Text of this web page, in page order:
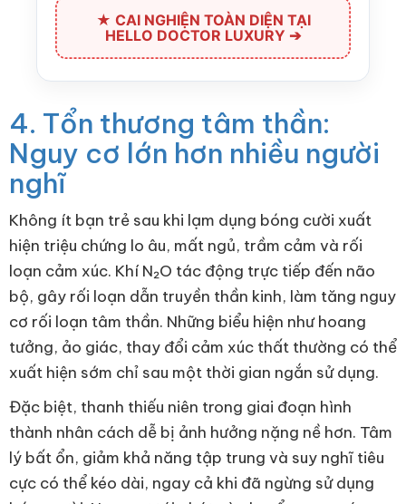
★ CAI NGHIỆN TOÀN DIỆN TẠI
HELLO DOCTOR LUXURY ➔
4. Tổn thương tâm thần:
Nguy cơ lớn hơn nhiều người
nghĩ
Không ít bạn trẻ sau khi lạm dụng bóng cười xuất
hiện triệu chứng lo âu, mất ngủ, trầm cảm và rối
loạn cảm xúc. Khí N₂O tác động trực tiếp đến não
bộ, gây rối loạn dẫn truyền thần kinh, làm tăng nguy
cơ rối loạn tâm thần. Những biểu hiện như hoang
tưởng, ảo giác, thay đổi cảm xúc thất thường có thể
xuất hiện sớm chỉ sau một thời gian ngắn sử dụng.
Đặc biệt, thanh thiếu niên trong giai đoạn hình
thành nhân cách dễ bị ảnh hưởng nặng nề hơn. Tâm
lý bất ổn, giảm khả năng tập trung và suy nghĩ tiêu
cực có thể kéo dài, ngay cả khi đã ngừng sử dụng